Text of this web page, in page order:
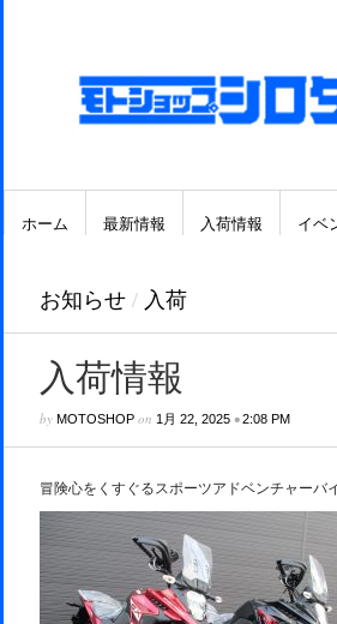
ホーム 最新情報 入荷情報 イベ
お知らせ / 入荷
入荷情報
by MOTOSHOPon 1月 22, 2025•2:08 PM
冒険心をくすぐるスポーツアドベンチャー